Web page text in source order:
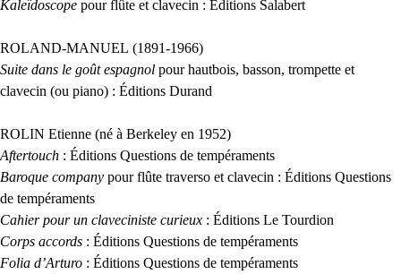
Kaleïdoscope pour flûte et clavecin : Éditions Salabert
ROLAND-MANUEL (1891-1966)
Suite dans le goût espagnol pour hautbois, basson, trompette et
clavecin (ou piano) : Éditions Durand
ROLIN Etienne (né à Berkeley en 1952)
Aftertouch : Éditions Questions de tempéraments
Baroque company pour flûte traverso et clavecin : Éditions Questions
de tempéraments
Cahier pour un claveciniste curieux : Éditions Le Tourdion
Corps accords : Éditions Questions de tempéraments
Folia d’Arturo : Éditions Questions de tempéraments